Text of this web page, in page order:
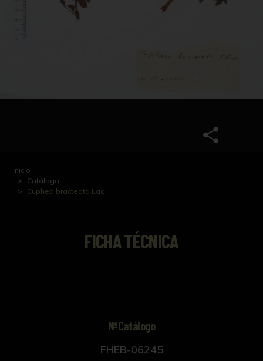
Inicio
Catálogo
Cuphea bracteata Lag.
FICHA TÉCNICA
NºCatálogo
FHEB-06245